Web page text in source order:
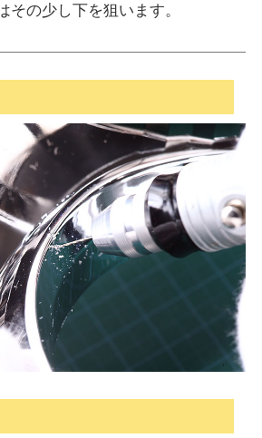
その少し下を狙います。